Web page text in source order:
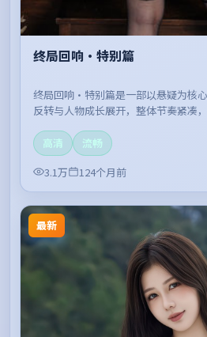
终局回响·特别篇
终局回响·特别篇是一部以悬疑为核心
反转与人物成长展开，整体节奏紧凑，
高清
流畅
3.1万
124个月前
最新